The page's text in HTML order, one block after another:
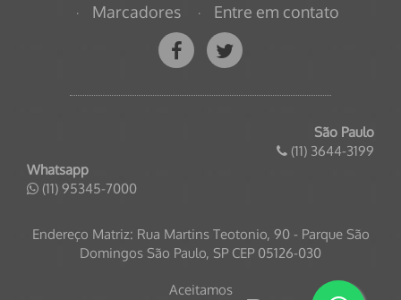
Marcadores
Entre em contato
São Paulo
(11) 3644-3199
Whatsapp
(11) 95345-7000
Endereço Matriz: Rua Martins Teotonio, 90 - Parque São
Domingos São Paulo, SP CEP 05126-030
Aceitamos